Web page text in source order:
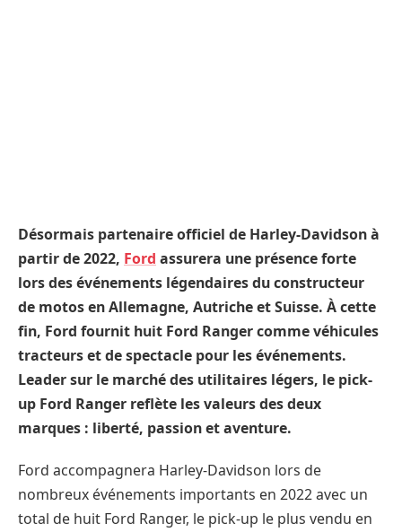
Désormais partenaire officiel de Harley-Davidson à
partir de 2022, Ford assurera une présence forte
lors des événements légendaires du constructeur
de motos en Allemagne, Autriche et Suisse. À cette
fin, Ford fournit huit Ford Ranger comme véhicules
tracteurs et de spectacle pour les événements.
Leader sur le marché des utilitaires légers, le pick-
up Ford Ranger reflète les valeurs des deux
marques : liberté, passion et aventure.
Ford accompagnera Harley-Davidson lors de
nombreux événements importants en 2022 avec un
total de huit Ford Ranger, le pick-up le plus vendu en